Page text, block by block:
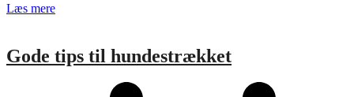
Læs mere
Gode tips til hundestrækket